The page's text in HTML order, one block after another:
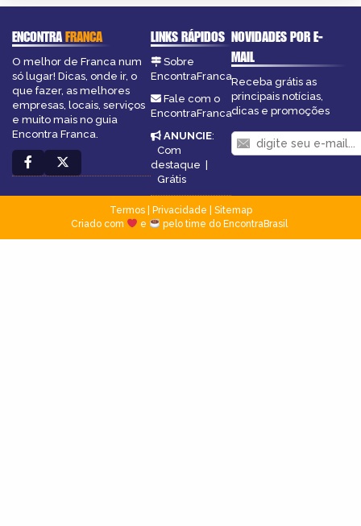
ENCONTRAFRANCA
O melhor de Franca num
só lugar! Dicas, onde ir, o
que fazer, as melhores
empresas, locais, serviços
e muito mais no guia
Encontra Franca.
LINKS RÁPIDOS
Sobre
EncontraFranca
Fale com o
EncontraFranca
ANUNCIE:
Com
destaque
Grátis
NOVIDADES POR E-
MAIL
Receba grátis as
principais notícias,
dicas e promoções
Termos| Privacidade
Sitemap
Criado com
e pelo time do EncontraBrasil